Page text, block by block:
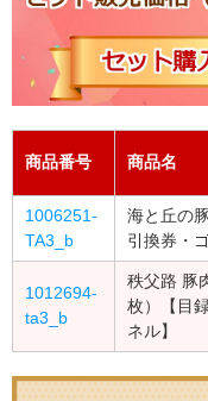
商品番号 商品名
1006251-
TA3_b
海と丘の
引換券・
1012694-
ta3_b
秩父路 豚
枚）【目
ネル】